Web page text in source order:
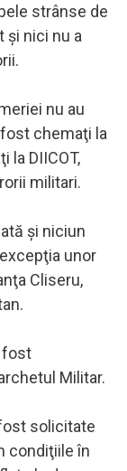
strânse de
şi nici nu a
nu au
chemaţi la
la DIICOT,
militari.
şi niciun
unor
Cliseru,
fost
Militar.
solicitate
condiţiile în